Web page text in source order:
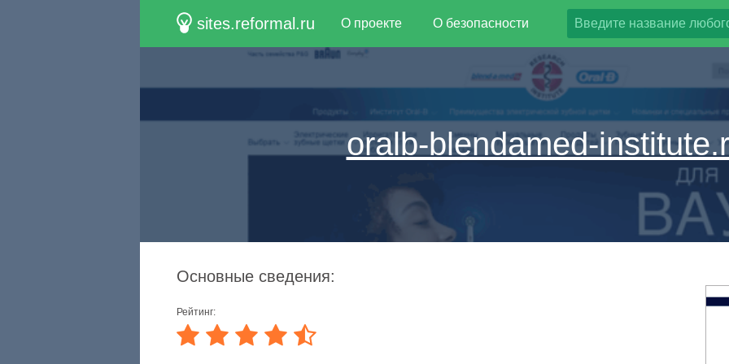
sites.reformal.ru О проекте О безопасности
oralb-blendamed-
Основные сведения:
Рейтинг: